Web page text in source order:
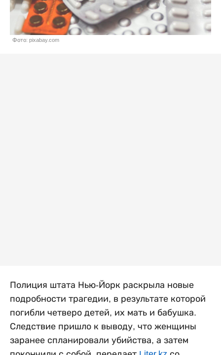
Фото: pixabay.com
Полиция штата Нью-Йорк раскрыла новые
подробности трагедии, в результате которой
погибли четверо детей, их мать и бабушка.
Следствие пришло к выводу, что женщины
заранее спланировали убийства, а затем